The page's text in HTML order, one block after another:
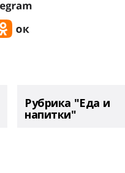
Рубрика "Еда и
напитки"